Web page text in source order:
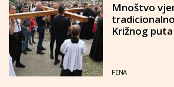
Mnoštvo
Križnog
FENA